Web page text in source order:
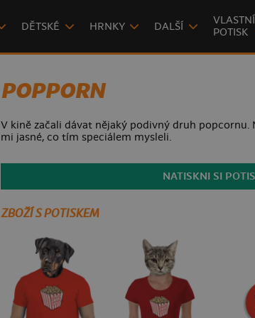
DĚTSKÉ HRNKY DALŠÍ
VLASTNÍ
POTISK
POPPORN
V kině začali dávat nějaký podivný druh popcornu.
mi jasné, co tím speciálem mysleli.
NATISKNI SI
ZBOŽÍ S POTISKEM